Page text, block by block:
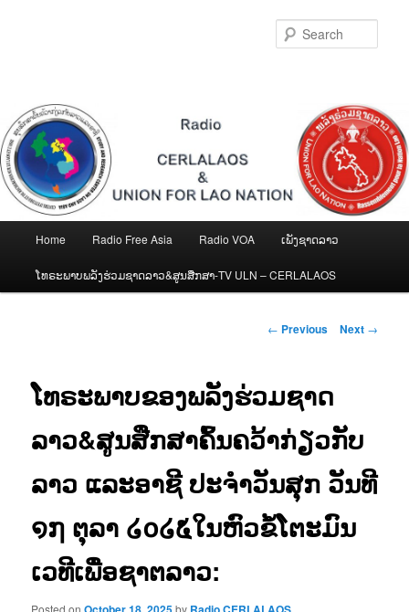
Home Radio Free Asia Radio VOA ເພັງຊາດລາວ
ໂທຣະພາບພລັງຮ່ວມຊາດລາວ&ສູນສືກສາ-TV ULN – CERLALAOS
Post
← Previous Next →
ໂທຣະພາບຂອງພລັງຮ່ວມຊາດ
ລາວ&ສູນສືກສາຄົ້ນຄວ້າກ່ຽວກັບ
ລາວ ແລະອາຊີ ປະຈຳວັນສຸກ ວັນທີ
໑໗ ຕຸລາ ໒໐໒໕ໃນຫົວຂໍ້ໂຕະມົນ
ເວທີເພື່ອຊາຕລາວ:
Posted on by